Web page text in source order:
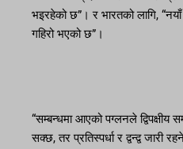
भइरहेको छ”। र भारतको लागि,
गहिरो भएको छ”।
“सम्बन्धमा आएको पग्लनले द्विपक्षीय
सक्छ, तर प्रतिस्पर्धा र द्वन्द्व जारी